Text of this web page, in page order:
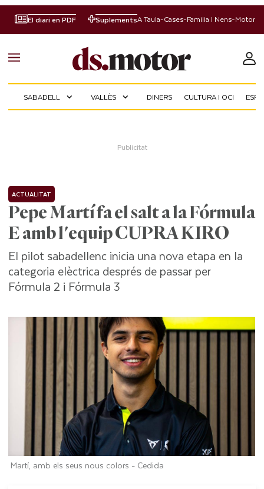
El diari en PDF SuplementsA Taula-Cases-Familia I Nens-Motor
SABADELL expand_more VALLÈS expand_more DINERS CULTURA I OCI
Pepe Martí fa el salt a la Fórmula
E amb l'equip CUPRA KIRO
ACTUALITAT
El pilot sabadellenc inicia una nova etapa en la
categoria elèctrica després de passar per
Fórmula 2 i Fórmula 3
Martí, amb els seus nous colors - Cedida